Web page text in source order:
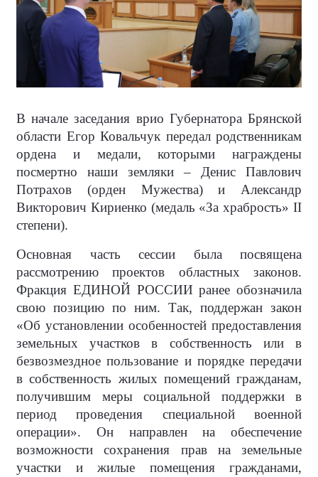
В начале заседания врио Губернатора Брянской
области Егор Ковальчук передал родственникам
ордена и медали, которыми награждены
посмертно наши земляки – Денис Павлович
Потрахов (орден Мужества) и Александр
Викторович Кириенко (медаль «За храбрость» II
степени).
Основная часть сессии была посвящена
рассмотрению проектов областных законов.
Фракция ЕДИНОЙ РОССИИ ранее обозначила
свою позицию по ним. Так, поддержан закон
«Об установлении особенностей предоставления
земельных участков в собственность или в
безвозмездное пользование и порядке передачи
в собственность жилых помещений гражданам,
получившим меры социальной поддержки в
период проведения специальной военной
операции». Он направлен на обеспечение
возможности сохранения прав на земельные
участки и жилые помещения гражданами,